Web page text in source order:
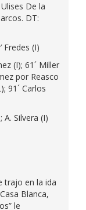
De la
DT:
Fredes (I)
(I); 61´ Miller
por Reasco
91´ Carlos
A. Silvera (I)
trajo en la ida
Blanca,
le